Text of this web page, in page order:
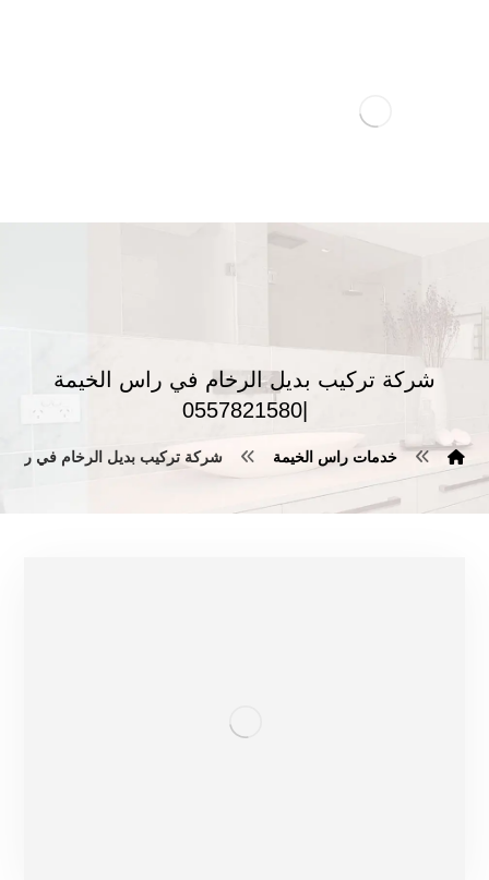
شركة تركيب بديل الرخام في راس الخيمة
|0557821580
خدمات راس الخيمة شركة تركيب بديل الرخام في راس الخيمة